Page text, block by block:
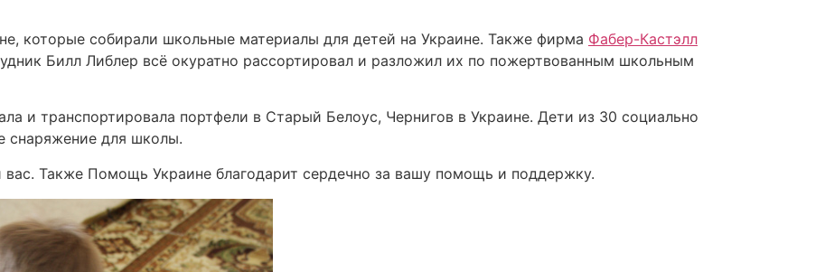
которые собирали школьные материалы для детей на Украине. Также фирма Фабер-Кастэлл
Билл Либлер всё окуратно рассортировал и разложил их по пожертвованным школьным
и транспортировала портфели в Старый Белоус, Чернигов в Украине. Дети из 30 социально
снаряжение для школы.
вас. Также Помощь Украине благодарит сердечно за вашу помощь и поддержку.